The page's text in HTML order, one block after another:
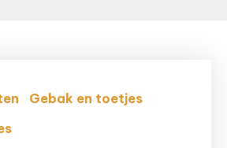
Gebak en toetjes